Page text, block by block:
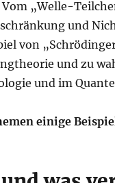
„Welle-
und
von
und zu
und im
einige